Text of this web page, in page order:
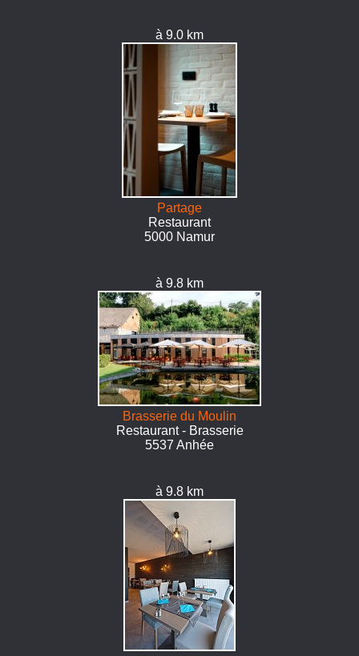
à 9.0 km
Partage
Restaurant
5000 Namur
à 9.8 km
Brasserie du Moulin
Restaurant - Brasserie
5537 Anhée
à 9.8 km